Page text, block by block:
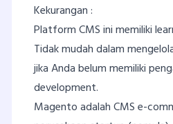
Kekurangan :
Platform CMS ini memiliki
Tidak mudah dalam
jika Anda belum memiliki
development.
Magento adalah CMS e-